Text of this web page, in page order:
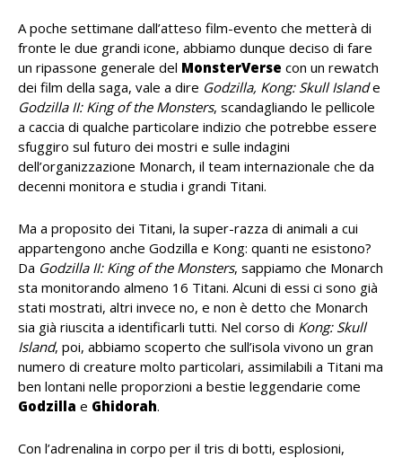
A poche settimane dall’atteso film-evento che metterà di
fronte le due grandi icone, abbiamo dunque deciso di fare
un ripassone generale del MonsterVerse con un rewatch
dei film della saga, vale a dire Godzilla, Kong: Skull Islande
Godzilla II: King of the Monsters, scandagliando le pellicole
a caccia di qualche particolare indizio che potrebbe essere
sfuggiro sul futuro dei mostri e sulle indagini
dell’organizzazione Monarch, il team internazionale che da
decenni monitora e studia i grandi Titani.
Ma a proposito dei Titani, la super-razza di animali a cui
appartengono anche Godzilla e Kong: quanti ne esistono?
Da Godzilla II: King of the Monsters, sappiamo che Monarch
sta monitorando almeno 16 Titani. Alcuni di essi ci sono già
stati mostrati, altri invece no, e non è detto che Monarch
sia già riuscita a identificarli tutti. Nel corso di Kong: Skull
Island, poi, abbiamo scoperto che sull’isola vivono un gran
numero di creature molto particolari, assimilabili a Titani ma
ben lontani nelle proporzioni a bestie leggendarie come
Godzilla e Ghidorah.
Con l’adrenalina in corpo per il tris di botti, esplosioni,